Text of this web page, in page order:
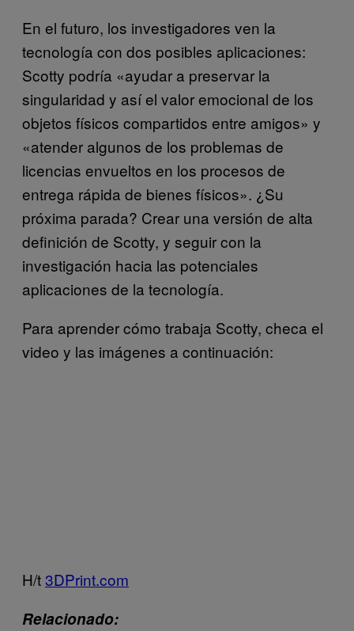
En el futuro, los investigadores ven la
tecnología con dos posibles aplicaciones:
Scotty podría «ayudar a preservar la
singularidad y así el valor emocional de los
objetos físicos compartidos entre amigos» y
«atender algunos de los problemas de
licencias envueltos en los procesos de
entrega rápida de bienes físicos». ¿Su
próxima parada? Crear una versión de alta
definición de Scotty, y seguir con la
investigación hacia las potenciales
aplicaciones de la tecnología.
Para aprender cómo trabaja Scotty, checa el
video y las imágenes a continuación:
H/t3DPrint.com
Relacionado: